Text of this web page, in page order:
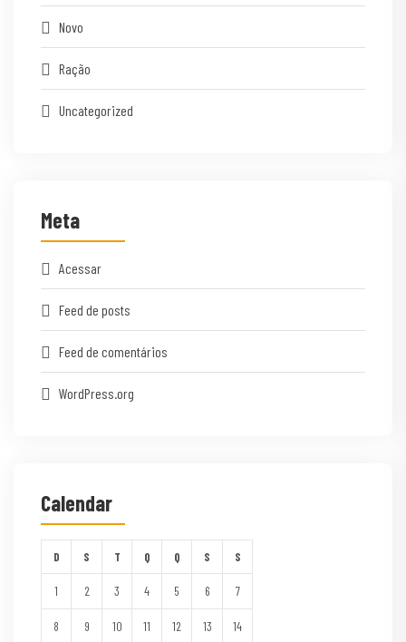
Novo
Ração
Uncategorized
Meta
Acessar
Feed de posts
Feed de comentários
WordPress.org
Calendar
D S T Q Q S S
1 2 3 4 5 6 7
8 9 10 11 12 13 14